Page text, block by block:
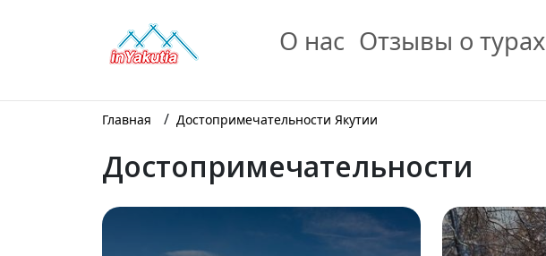
О нас Отзывы о турах
Главная / Достопримечательности Якутии
Достопримечательности